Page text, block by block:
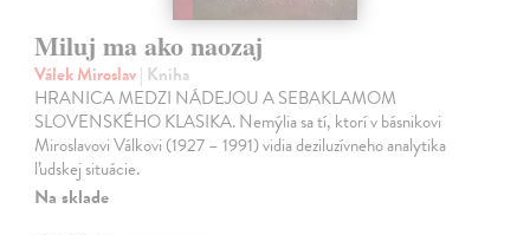
Miluj ma ako naozaj
Válek Miroslav| Kniha
HRANICA MEDZI NÁDEJOU A SEBAKLAMOM
SLOVENSKÉHO KLASIKA. Nemýlia sa tí, ktorí v básnikovi
Miroslavovi Válkovi (1927 – 1991) vidia deziluzívneho analytika
ľudskej situácie.
Na sklade